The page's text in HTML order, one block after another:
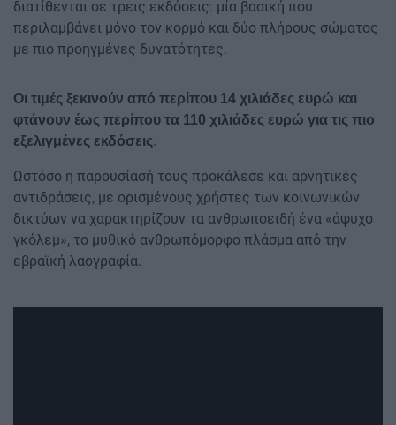
διατίθενται σε τρεις εκδόσεις: μία βασική που
περιλαμβάνει μόνο τον κορμό και δύο πλήρους σώματος
με πιο προηγμένες δυνατότητες.
Οι τιμές ξεκινούν από περίπου 14 χιλιάδες ευρώ και
φτάνουν έως περίπου τα 110 χιλιάδες ευρώ για τις πιο
εξελιγμένες εκδόσεις.
Ωστόσο η παρουσίασή τους προκάλεσε και αρνητικές
αντιδράσεις, με ορισμένους χρήστες των κοινωνικών
δικτύων να χαρακτηρίζουν τα ανθρωποειδή ένα «άψυχο
γκόλεμ», το μυθικό ανθρωπόμορφο πλάσμα από την
εβραϊκή λαογραφία.